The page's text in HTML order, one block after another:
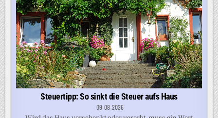
Steuertipp: So sinkt die Steuer aufs Haus
09-08-2026